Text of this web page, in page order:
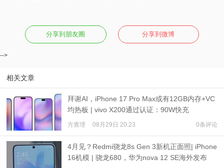
分享到朋友圈 分享到微博
-->
相关文章
拜谢AI，iPhone 17 Pro Max或有12GB内存+VC
均热板 | vivo X200通过认证：90W快充
方查理 08月29日 20:23 0条评论
4月见？Redmi骁龙8s Gen 3新机正面照| iPhone
16机模 | 骁龙680，华为nova 12 SE海外发布